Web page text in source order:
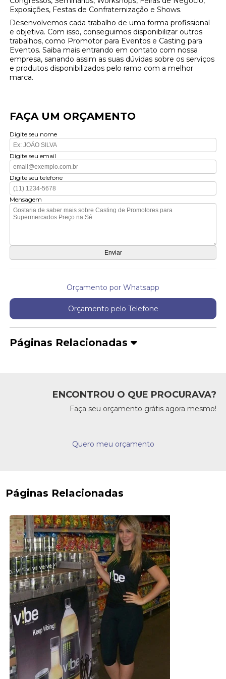
Exposições, Festas de Confraternização e Shows.
Desenvolvemos cada trabalho de uma forma profissional
e objetiva. Com isso, conseguimos disponibilizar outros
trabalhos, como Promotor para Eventos e Casting para
Eventos. Saiba mais entrando em contato com nossa
empresa, sanando assim as suas dúvidas sobre os serviços
e produtos disponibilizados pelo ramo com a melhor
marca.
FAÇA UM ORÇAMENTO
Digite seu nome
Digite seu email
Digite seu telefone
Mensagem
Orçamento por Whatsapp
Orçamento pelo Telefone
Páginas Relacionadas
ENCONTROU O QUE PROCURAVA?
Faça seu orçamento grátis agora mesmo!
Quero meu orçamento
Páginas Relacionadas